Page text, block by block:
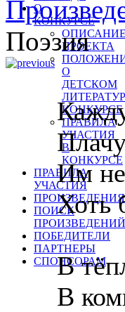
О
КОНКУРСЕ
ОПИСАНИЕ
ПРОЕКТА
О
ДЕТСКОМ
КОНКУРСЕ
ПРАВИЛА
УЧАСТИЯ
В
КОНКУРСЕ
ПРАВИЛА
УЧАСТИЯ
ПРОИЗВЕДЕНИЯ
ПОИСК
ПРОИЗВЕДЕНИЙ
ПОБЕДИТЕЛИ
ПАРТНЕРЫ
СПОНСОРАМ
Поэзия
Им не
Хоть
В
В